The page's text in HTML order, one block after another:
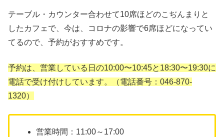
テーブル・カウンター合わせて10席ほどのこぢんまりと
したカフェで、今は、コロナの影響で6席ほどになってい
てるので、予約がおすすめです。
予約は、営業している日の10:00〜10:45と18:30〜19:30に
電話で受け付けしています。（電話番号：046-870-
1320）
営業時間：11:00～17:00